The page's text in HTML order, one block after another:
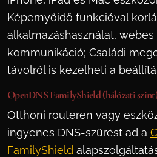
Képernyőidő funkcióval
alkalmazáshasználat,
kommunikáció; Családi
távolról is kezelheti a
OpenDNS FamilyShield (hálózati szint)
Otthoni routeren vagy
ingyenes DNS-szűrést ad a
FamilyShield